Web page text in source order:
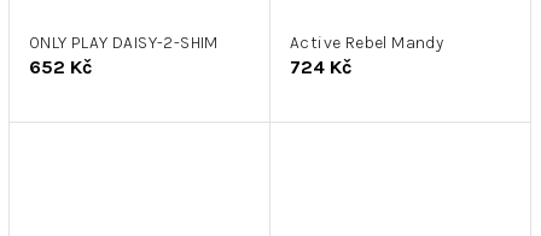
ONLY PLAY DAISY-2-SHIM
652 Kč
Active Rebel Mandy
724 Kč